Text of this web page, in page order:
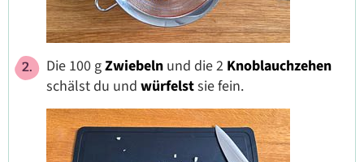
Die 100 gZwiebeln und die 2 Knoblauchzehen
schälst du und würfelstsie fein.